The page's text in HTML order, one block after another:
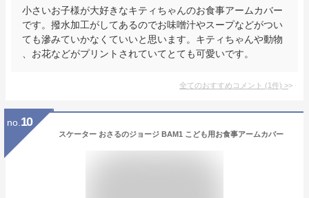
小さいお子様が大好きなキティちゃんのお食事アームカバー
です。撥水加工がしてあるのでお味噌汁やスープなどがつい
ても滲みていかなくていいと思います。キティちゃんや動物
、お花などがプリントされていてとても可愛いです。
全てのおすすめコメント (1件) >
no. 10
スケーター おさるのジョージ BAM1 こども用お食事アームカバー